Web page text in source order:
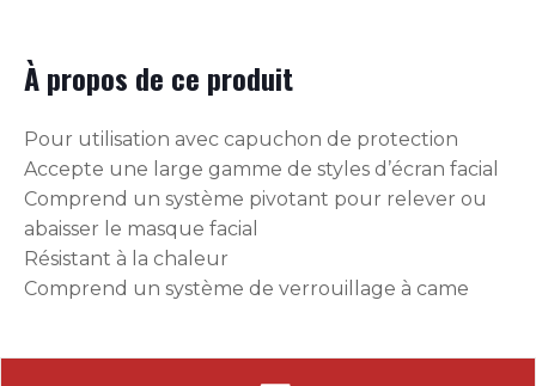
À propos de ce produit
Pour utilisation avec capuchon de protection
Accepte une large gamme de styles d’écran facial
Comprend un système pivotant pour relever ou
abaisser le masque facial
Résistant à la chaleur
Comprend un système de verrouillage à came